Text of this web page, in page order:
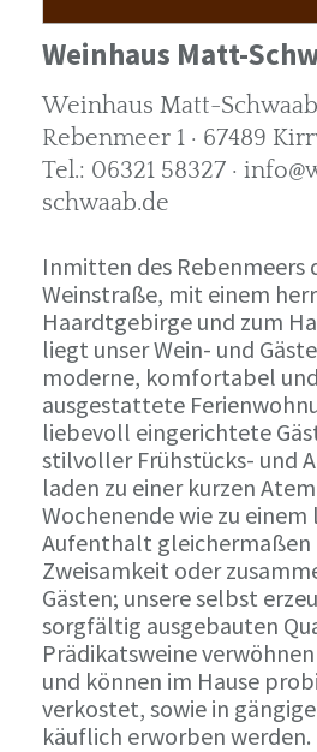
Weinhaus Matt-
Weinhaus Matt-
Rebenmeer 1 · 67489
Tel.: 06321 58327 ·
schwaab.de
Inmitten des Rebenmeers
Weinstraße, mit einem
Haardtgebirge und zum
liegt unser Wein- und
moderne, komfortabel
ausgestattete
liebevoll eingerichtete
stilvoller Frühstücks- und
laden zu einer kurzen
Wochenende wie zu einem
Aufenthalt gleichermaßen
Zweisamkeit oder
Gästen; unsere selbst
sorgfältig ausgebauten
Prädikatsweine
und können im Hause
verkostet, sowie in
käuflich erworben werden.